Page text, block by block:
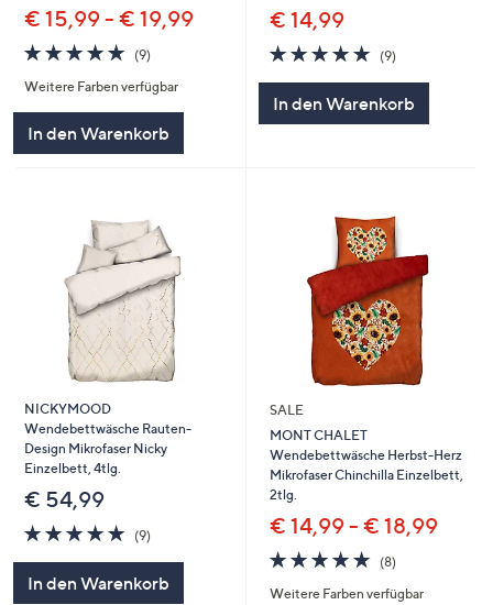
€ 15,99 - € 19,99
4.9
von
5
(9)9
Weitere Farben verfügbar
In den Warenkorb
€ 14,99
4.9
von
(9)
In den Warenkorb
NICKYMOOD
Wendebettwäsche Rauten-
Design Mikrofaser Nicky
Einzelbett, 4tlg.
€ 54,99
4.9
von
(9)9
In den Warenkorb
SALE
MONT CHALET
Wendebettwäsche Herbst-Herz
Mikrofaser Chinchilla Einzelbett,
2tlg.
€ 14,99 - € 18,99
4.9
von
5
(8)8
Weitere Farben verfügbar